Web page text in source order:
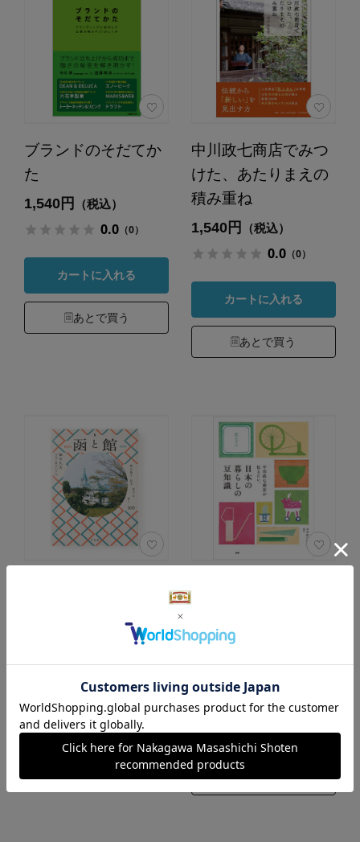
ブランドのそだてか
た
1,540円 （税込）
0.0（0）
カートに入れる
あとで買う
中川政七商店でみつ
けた、あたりまえの
積み重ね
1,540円 （税込）
0.0（0）
カートに入れる
あとで買う
（0）
カートに入れる
あとで買う
中川政七商店が伝え
の豆知識
1,650円（税込）
0.0
カートに入れる
あとで買う